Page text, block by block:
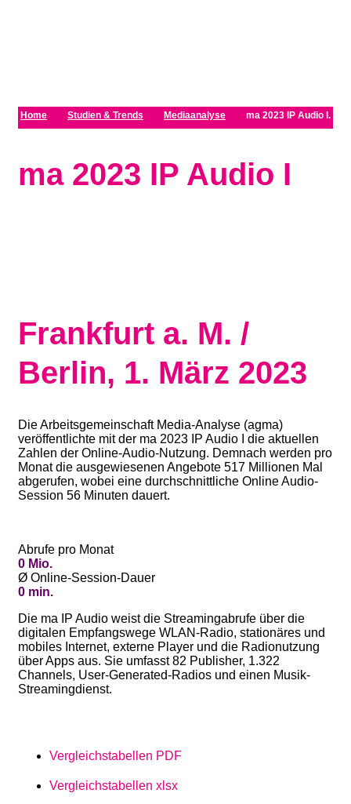
Home Studien & Trends Mediaanalyse ma 2023 IP Audio I.
ma 2023 IP Audio I
Frankfurt a. M. /
Berlin, 1. März 2023
Die Arbeitsgemeinschaft Media-Analyse (agma)
veröffentlichte mit der ma 2023 IP Audio I die aktuellen
Zahlen der Online-Audio-Nutzung. Demnach werden pro
Monat die ausgewiesenen Angebote 517 Millionen Mal
abgerufen, wobei eine durchschnittliche Online Audio-
Session 56 Minuten dauert.
Abrufe pro Monat
0 Mio.
Ø Online-Session-Dauer
0 min.
Die ma IP Audio weist die Streamingabrufe über die
digitalen Empfangswege WLAN-Radio, stationäres und
mobiles Internet, externe Player und die Radionutzung
über Apps aus. Sie umfasst 82 Publisher, 1.322
Channels, User-Generated-Radios und einen Musik-
Streamingdienst.
Vergleichstabellen PDF
Vergleichstabellen xlsx